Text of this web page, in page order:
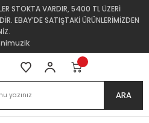
STOKTA VARDIR, 5400 TL ÜZERİ
EBAY'DE SATIŞTAKİ ÜRÜNLERİMİZDEN
ARA